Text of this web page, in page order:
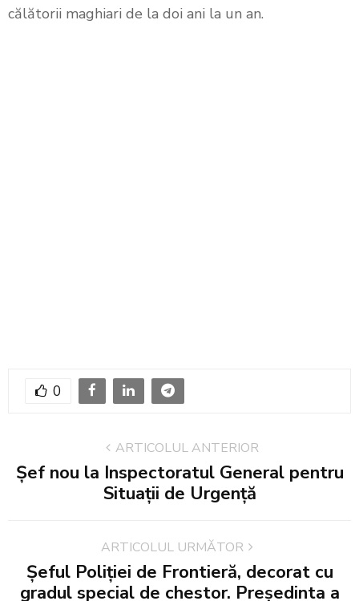
călătorii maghiari de la doi ani la un an.
0
ARTICOLUL ANTERIOR
Șef nou la Inspectoratul General pentru
Situații de Urgență
ARTICOLUL URMĂTOR
Șeful Poliției de Frontieră, decorat cu
gradul special de chestor. Președinta a